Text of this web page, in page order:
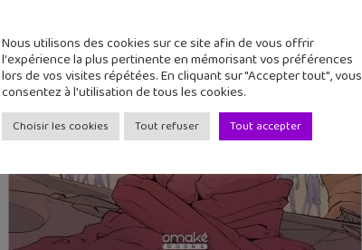
Nous utilisons des cookies sur ce site afin de vous offrir
l'expérience la plus pertinente en mémorisant vos préférences
lors de vos visites répétées. En cliquant sur "Accepter tout", vous
consentez à l'utilisation de tous les cookies.
Choisir les cookies Tout refuser Tout accepter